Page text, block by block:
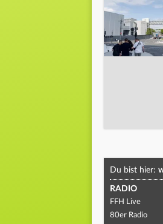
Du bist hier:
RADIO
FFH Live
80er Radio